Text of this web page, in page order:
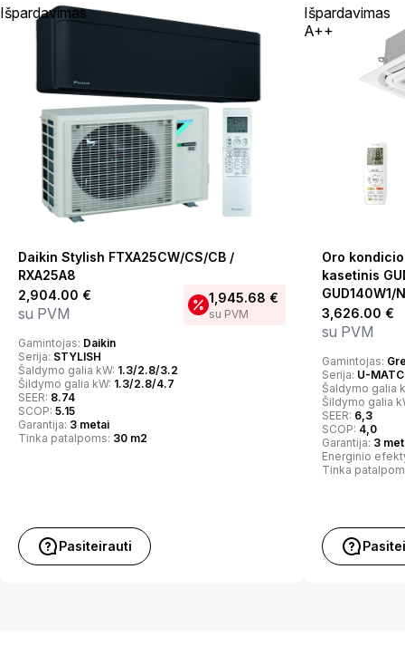
Išpardavimas
Daikin Stylish FTXA25CW/CS/CB /
RXA25A8
2,904.00 €
su PVM
1,945.68 €
su PVM
Gamintojas: Daikin
Serija: STYLISH
Šaldymo galia kW: 1.3/2.8/3.2
Šildymo galia kW: 1.3/2.8/4.7
SEER: 8.74
SCOP: 5.15
Garantija: 3 metai
Tinka patalpoms: 30 m2
Pasiteirauti
Išpardavimas
A++
Oro
kasetinis
GUD140W1/
3,626.00 €
su PVM
Gamintojas:
Serija: U-
Šaldymo galia
Šildymo galia
SEER: 6,3
SCOP: 4,0
Garantija: 3
Energinio
Tinka